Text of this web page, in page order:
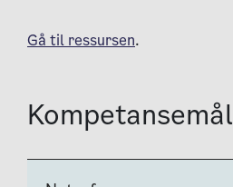
Gå til ressursen.
Kompetansemål